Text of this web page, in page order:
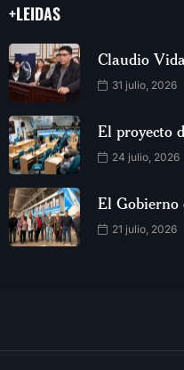
+LEIDAS
Claudio
31 julio, 2026
El proyecto
24 julio, 2026
El Gobierno
21 julio, 2026